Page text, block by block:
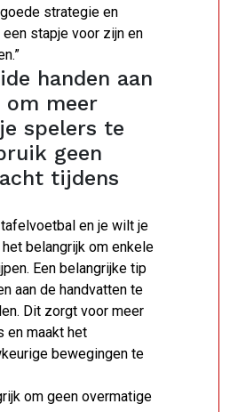
strategie en
stapje voor zijn en
handen aan
om meer
spelers te
geen
tijdens
en je wilt je
belangrijk om enkele
Een belangrijke tip
aan de handvatten te
Dit zorgt voor meer
en maakt het
bewegingen te
om geen overmatige